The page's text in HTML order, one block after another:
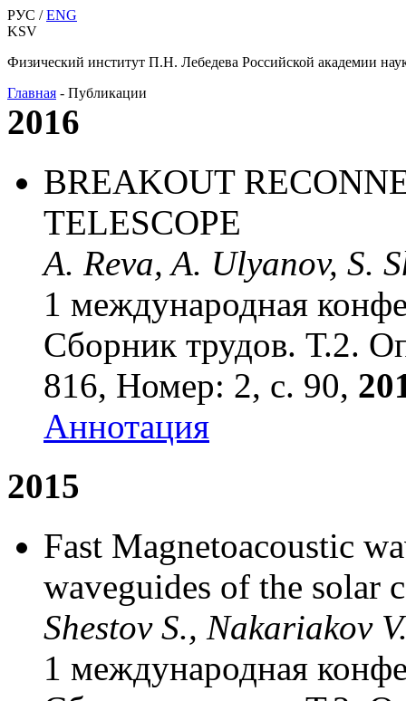
РУС /ENG
KSV
Физический институт П.Н. Лебедева Российской академии
Главная - Публикации
2016
BREAKOUT
TELESCOPE
A. Reva, A. Ulyanov, S.
1 международная
Сборник трудов. Т.2.
816, Номер: 2, с. 90,
Аннотация
2015
Fast Magnetoacoustic
waveguides of the solar
Shestov S., Nakariakov
1 международная